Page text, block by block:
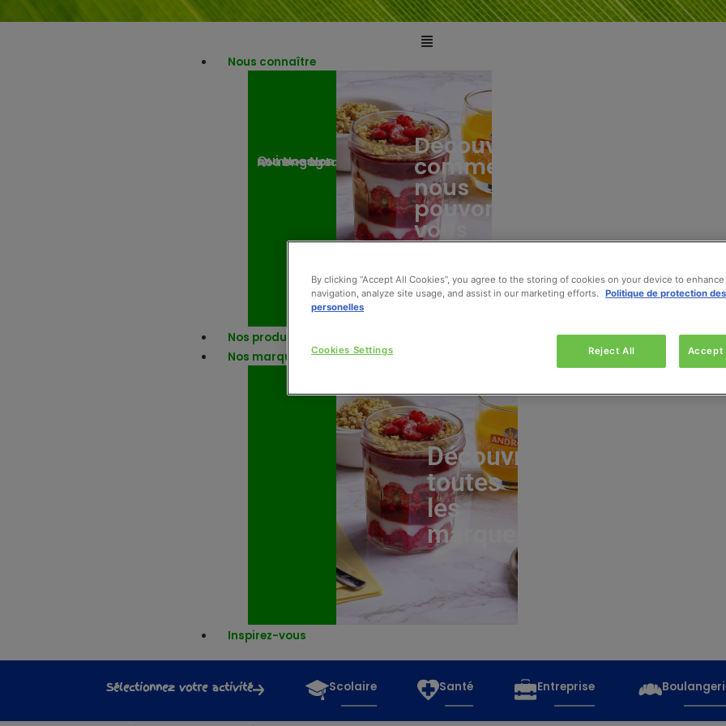
Nous connaître
Qui sommes-nous ? Nos engagements
Nos actualités
Découvrez
comment
nous
pouvons
vous
aider
Nos produits
Nos marques
Découvrez
toutes
les
marques
Inspirez-vous
Sélectionnez votre activité Scolaire Santé Entreprise
By clicking “Accept All Cookies”, you agree to the storing of cookies on your device to
navigation, analyze site usage, and assist in our marketing efforts.
Politique de protection
personelles
Reject All Accept
Cookies Settings